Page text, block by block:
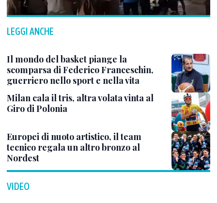
LEGGI ANCHE
Il mondo del basket piange la
scomparsa di Federico Franceschin,
guerriero nello sport e nella vita
Milan cala il tris, altra volata vinta al
Giro di Polonia
Europei di nuoto artistico, il team
tecnico regala un altro bronzo al
Nordest
VIDEO